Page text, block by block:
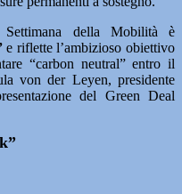
della Mobilità è
e riflette l’ambizioso obiettivo
“carbon neutral” entro il
von der Leyen, presidente
del Green Deal